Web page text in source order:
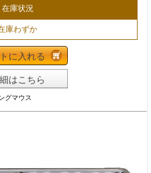
在庫状況
庫わずか
に入れる
はこちら
グマウス